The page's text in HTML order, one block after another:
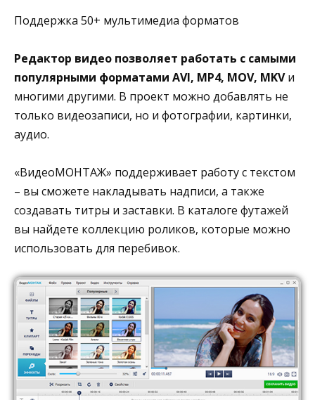
Поддержка 50+ мультимедиа форматов
Редактор видео позволяет работать с самыми
популярными форматами AVI, MP4, MOV, MKVи
многими другими. В проект можно добавлять не
только видеозаписи, но и фотографии, картинки,
аудио.
«ВидеоМОНТАЖ» поддерживает работу с текстом
– вы сможете накладывать надписи, а также
создавать титры и заставки. В каталоге футажей
вы найдете коллекцию роликов, которые можно
использовать для перебивок.